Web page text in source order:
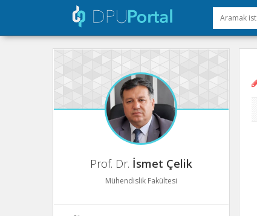
Prof. Dr. İsmet Çelik
Mühendislik Fakültesi